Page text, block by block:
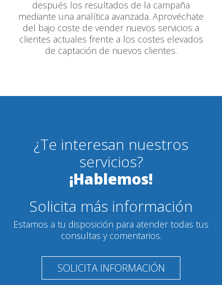
después los resultados de la campaña
mediante una analítica avanzada. Aprovéchate
del bajo coste de vender nuevos servicios a
clientes actuales frente a los costes elevados
de captación de nuevos clientes.
¿Te interesan nuestros
servicios?
¡Hablemos!
Solicita más información
Estamos a tu disposición para atender todas tus
consultas y comentarios.
SOLICITA INFORMACIÓN